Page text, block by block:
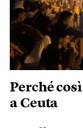
Perché
a Ceuta